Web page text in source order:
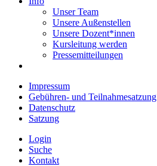
Unser Team
Unsere Außenstellen
Unsere Dozent*innen
Kursleitung werden
Pressemitteilungen
Impressum
Gebühren- und Teilnahmesatzung
Datenschutz
Satzung
Login
Suche
Kontakt